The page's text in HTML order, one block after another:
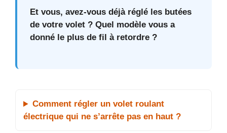
Et vous, avez-vous déjà réglé les butées
de votre volet ? Quel modèle vous a
donné le plus de fil à retordre ?
Comment régler un volet roulant
électrique qui ne s’arrête pas en haut ?